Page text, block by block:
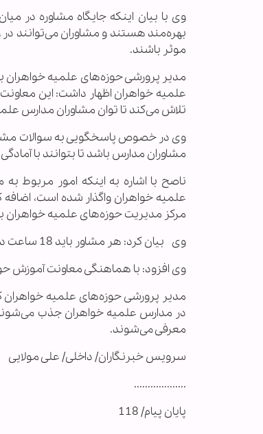
وی با بیان اینکه جایگاه مشاوره در
بهره‌مند هستند و مشاوران می‌توانند
موثر باشند.
مدیر پرورشی حوزه‌های علمیه خواهران
علمیه خواهران اظهار داشت: این
تلاش می‌کند تا توان مشاوران مدارس
وی در خصوص پاسخگویی به سوالات
مشاوران مدارس باشد تا بتوانند با
ناصح با اشاره به اینکه امور مربوط
علمیه خواهران واگذار شده است، اضافه
مرکز مدیریت حوزه‌های علمیه خواهران
وی بیان کرد: هر مشاور باید 18 ساعت در هفته در خدمت مدرسه علمیه باشد.
وی افزود: با هماهنگی معاونت آموزش
مدیر پرورشی حوزه‌های علمیه خواهران
در مدارس علمیه خواهران جذب
معرفی می‌شوند.
سرویس خبرنگاران/ داخلی/ علی مولایی
...................
پایان پیام/ 118